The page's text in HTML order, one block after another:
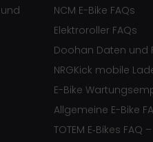
NCM E-Bike FAQs
Elektroroller FAQs
Doohan Daten und
NRGKick mobile
E-Bike
Allgemeine E-Bike
TOTEM E‑Bikes